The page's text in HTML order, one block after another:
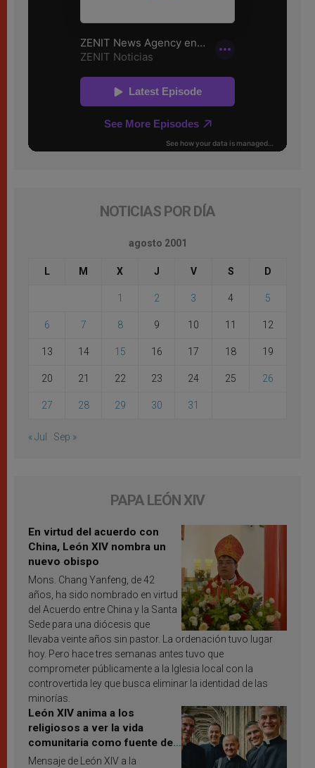
NOTICIAS POR DÍA
agosto 2001
L M X J V S D
1 2 3 4 5
6 7 8 9 10 11 12
13 14 15 16 17 18 19
20 21 22 23 24 25 26
27 28 29 30 31
« Jul Sep »
PAPA LEÓN XIV
En virtud del acuerdo con
China, León XIV nombra un
nuevo obispo
Mons. Chang Yanfeng, de 42
años, ha sido nombrado en virtud
del Acuerdo entre China y la Santa
Sede para una diócesis que
llevaba veinte años sin pastor. La ordenación tuvo lugar
hoy. Pero hace tres semanas antes tuvo que
comprometer públicamente a la Iglesia local con la
controvertida ley que busca eliminar la identidad de las
minorías.
León XIV anima a los
religiosos a ver la vida
comunitaria como fuente de
inspiración y santificación
Mensaje de León XIV a la